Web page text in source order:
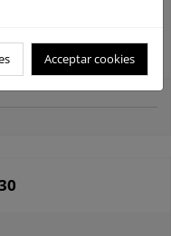
Acceptar cookies